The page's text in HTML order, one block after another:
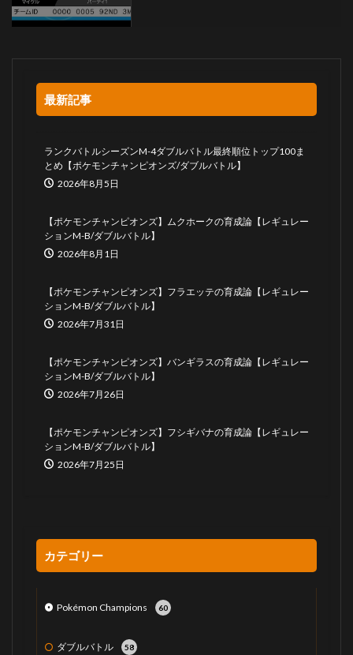
最新記事
ランクバトルシーズンM-4ダブルバトル最終順位トップ100ま
とめ【ポケモンチャンピオンズ/ダブルバトル】
2026年8月5日
【ポケモンチャンピオンズ】ムクホークの育成論【レギュレー
ションM-B/ダブルバトル】
2026年8月1日
【ポケモンチャンピオンズ】フラエッテの育成論【レギュレー
ションM-B/ダブルバトル】
2026年7月31日
【ポケモンチャンピオンズ】バンギラスの育成論【レギュレー
ションM-B/ダブルバトル】
2026年7月26日
【ポケモンチャンピオンズ】フシギバナの育成論【レギュレー
ションM-B/ダブルバトル】
2026年7月25日
カテゴリー
Pokémon Champions 60
ダブルバトル 58